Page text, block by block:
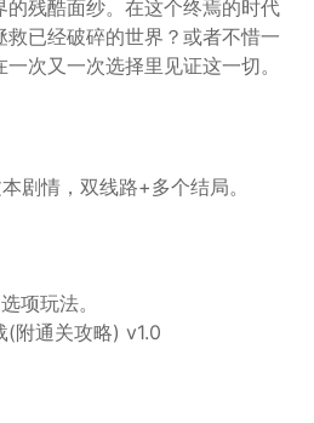
残酷面纱。在这个终焉的时代
已经破碎的世界？或者不惜一
次又一次选择里见证这一切。
剧情，双线路+多个结局。
项玩法。